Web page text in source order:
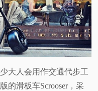
大人会用作交通代步工
的滑板车Scrooser，采